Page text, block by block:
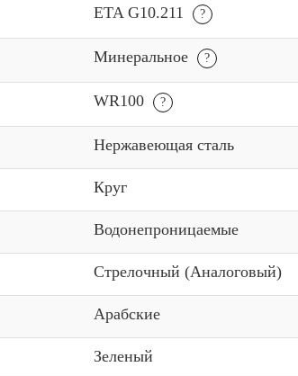
ETA G10.211
Минеральное
WR100
Нержавеющая сталь
Круг
Водонепроницаемые
Стрелочный (Аналоговый)
Арабские
Зеленый